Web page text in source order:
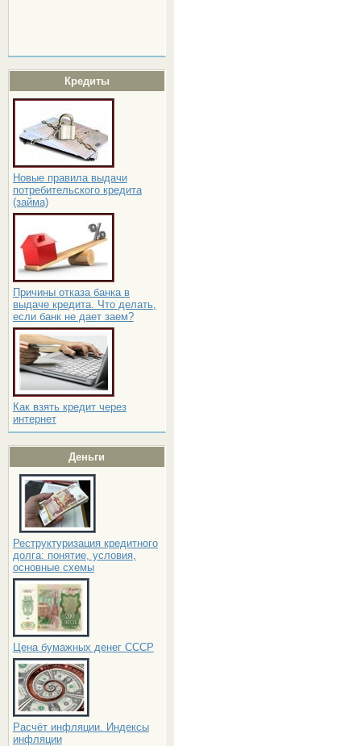
Кредиты
Новые правила выдачи
потребительского кредита
(займа)
Причины отказа банка в
выдаче кредита. Что делать,
если банк не дает заем?
Как взять кредит через
интернет
Деньги
Реструктуризация кредитного
долга: понятие, условия,
основные схемы
Цена бумажных денег СССР
Расчёт инфляции. Индексы
инфляции